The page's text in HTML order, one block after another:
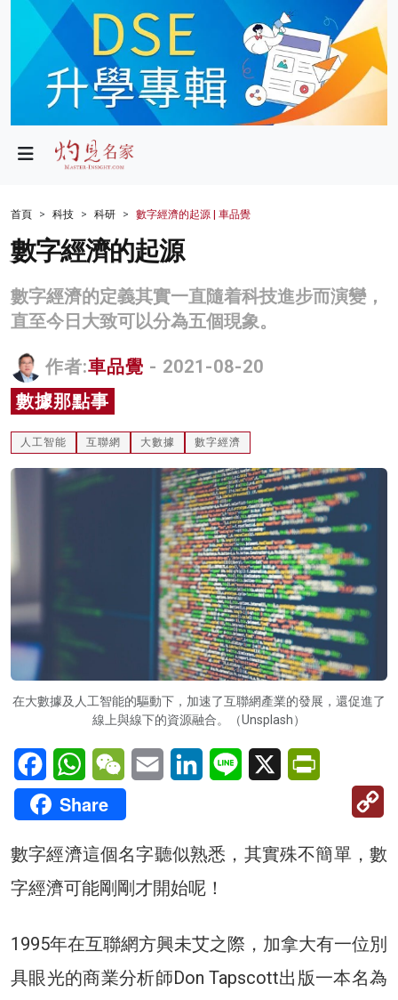
政局
財經
生活
商業
科技
影片
首頁 科技 科研 數字經濟的起源 | 車品覺
數字經濟的起源
數字經濟的定義其實一直隨着科技進步而演變，
直至今日大致可以分為五個現象。
作者:車品覺 - 2021-08-20
數據那點事
人工智能 互聯網 大數據 數字經濟
在大數據及人工智能的驅動下，加速了互聯網產業的發展，還促進了
線上與線下的資源融合。（Unsplash）
FacebookWhatsAppWeChatEmail LinkedInLine X
Share
數字經濟這個名字聽似熟悉，其實殊不簡單，數
字經濟可能剛剛才開始呢！
1995年在互聯網方興未艾之際，加拿大有一位別
具眼光的商業分析師Don Tapscott出版一本名為